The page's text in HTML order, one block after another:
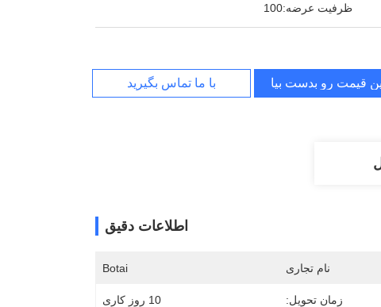
ظرفیت عرضه:100
قیمت رو بدست بیار با ما تماس بگیرید
اطلاعات دقیق
نام تجاری Botai
زمان تحویل: 10 روز کاری